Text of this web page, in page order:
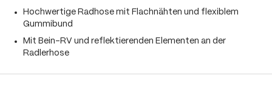
Hochwertige Radhose mit Flachnähten und flexiblem
Gummibund
Mit Bein-RV und reflektierenden Elementen an der
Radlerhose